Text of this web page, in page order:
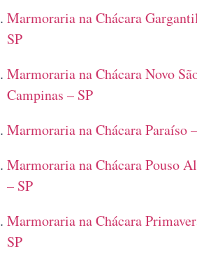
Marmoraria na Chácara
SP
Marmoraria na Chácara Novo
Campinas – SP
Marmoraria na Chácara Paraíso
Marmoraria na Chácara Pouso
– SP
Marmoraria na Chácara
SP